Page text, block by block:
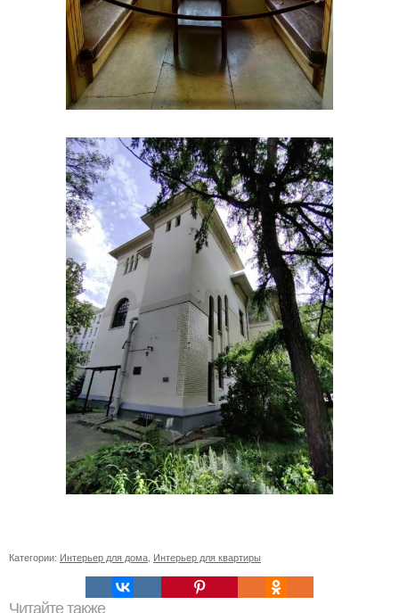
Категории: Интерьер для дома Интерьер для квартиры
Читайте также